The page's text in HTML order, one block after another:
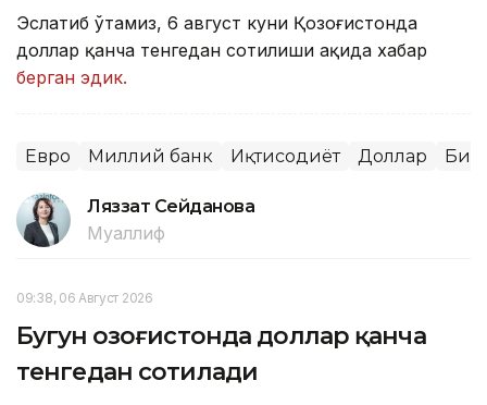
Эслатиб ўтамиз, 6 август куни Қозоғистонда
доллар қанча тенгедан сотилиши ҳақида хабар
берган эдик.
Евро Миллий банк Иқтисодиёт Доллар
Ляззат Сейданова
Муаллиф
09:38, 06 Август 2026
Бугун Қозоғистонда доллар қанча
тенгедан сотилади